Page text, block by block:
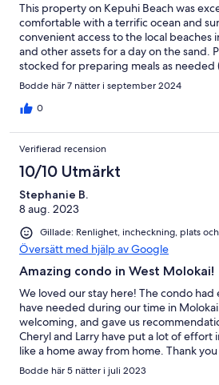
This property on Kepuhi Beach was
comfortable with a terrific ocean and
convenient access to the local beaches
and other assets for a day on the sand.
stocked for preparing meals as needed
Bodde här 7 nätter i september 2024
0
Verifierad recension
10/10 Utmärkt
Stephanie B.
8 aug. 2023
Gillade: Renlighet, incheckning, plats
Översätt med hjälp av Google
Amazing condo in West Molokai!
We loved our stay here! The condo
have needed during our time in
welcoming, and gave us
Cheryl and Larry have put a lot of effort
like a home away from home. Thank
Bodde här 5 nätter i juli 2023